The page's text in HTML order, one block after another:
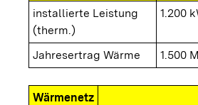
installierte Leistung
(therm.)
1.200
Jahresertrag Wärme 1.500
Wärmenetz